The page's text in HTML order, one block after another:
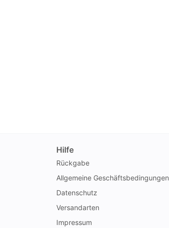
Hilfe
Rückgabe
Allgemeine Geschäftsbedingungen
Datenschutz
Versandarten
Impressum